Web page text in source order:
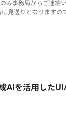
み事務局からご連絡い
見送りとなりますの
AIを活用した